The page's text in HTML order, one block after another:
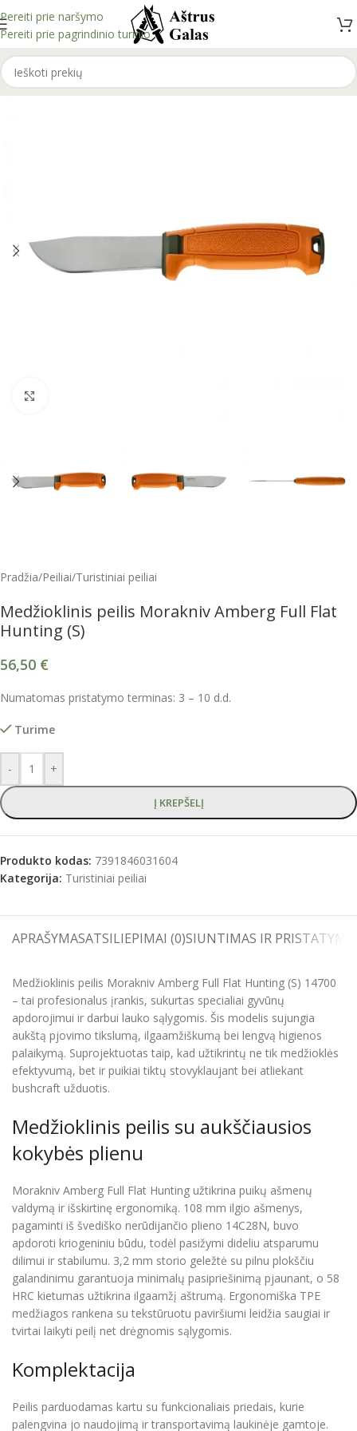
Pereiti prie naršymo
Pereiti prie pagrindinio turinio
Pradžia/Peiliai/Turistiniai peiliai
Medžioklinis peilis Morakniv Amberg Full Flat
Hunting (S)
56,50 €
Numatomas pristatymo terminas: 3 – 10 d.d.
Turime
- +
Į KREPŠELĮ
Produkto kodas: 7391846031604
Kategorija: Turistiniai peiliai
APRAŠYMASATSILIEPIMAI (0)SIUNTIMAS IR
Medžioklinis peilis Morakniv Amberg Full Flat Hunting (S) 14700
– tai profesionalus įrankis, sukurtas specialiai gyvūnų
apdorojimui ir darbui lauko sąlygomis. Šis modelis sujungia
aukštą pjovimo tikslumą, ilgaamžiškumą bei lengvą higienos
palaikymą. Suprojektuotas taip, kad užtikrintų ne tik medžioklės
efektyvumą, bet ir puikiai tiktų stovyklaujant bei atliekant
bushcraft užduotis.
Medžioklinis peilis su aukščiausios
kokybės plienu
Morakniv Amberg Full Flat Hunting užtikrina puikų ašmenų
valdymą ir išskirtinę ergonomiką. 108 mm ilgio ašmenys,
pagaminti iš švediško nerūdijančio plieno 14C28N, buvo
apdoroti kriogeniniu būdu, todėl pasižymi dideliu atsparumu
dilimui ir stabilumu. 3,2 mm storio geležtė su pilnu plokščiu
galandinimu garantuoja minimalų pasipriešinimą pjaunant, o 58
HRC kietumas užtikrina ilgaamžį aštrumą. Ergonomiška TPE
medžiagos rankena su tekstūruotu paviršiumi leidžia saugiai ir
tvirtai laikyti peilį net drėgnomis sąlygomis.
Komplektacija
Peilis parduodamas kartu su funkcionaliais priedais, kurie
palengvina jo naudojimą ir transportavimą laukinėje gamtoje.